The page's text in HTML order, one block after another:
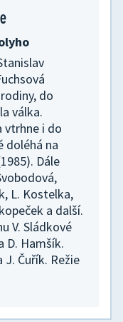
Peppy a její
Olaf a
do
válka.
vtrhne i do
doléhá na
Dále
L. Kostelka,
a další.
V. Sládkové
D. Hamšík.
J. Čuřík. Režie